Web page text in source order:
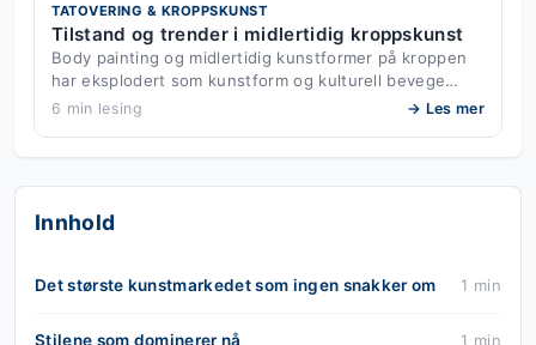
TATOVERING & KROPPSKUNST
Tilstand og trender i midlertidig kroppskunst
Body painting og midlertidig kunstformer på kroppen
har eksplodert som kunstform og kulturell bevege…
6 min lesing → Les mer
Innhold
Det største kunstmarkedet som ingen snakker om 1 min
Stilene som dominerer nå 1 min